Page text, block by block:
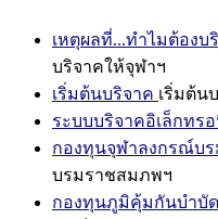
เหตุผลที่...ทำไมต้องบ
บริจาคให้จุฬาฯ
เริ่มต้นบริจาค เริ่มต้น
ระบบบริจาคอิเล็กทร
กองทุนจุฬาลงกรณ์บ
บรมราชสมภพฯ
กองทุนภูมิคุ้มกันบำบัด